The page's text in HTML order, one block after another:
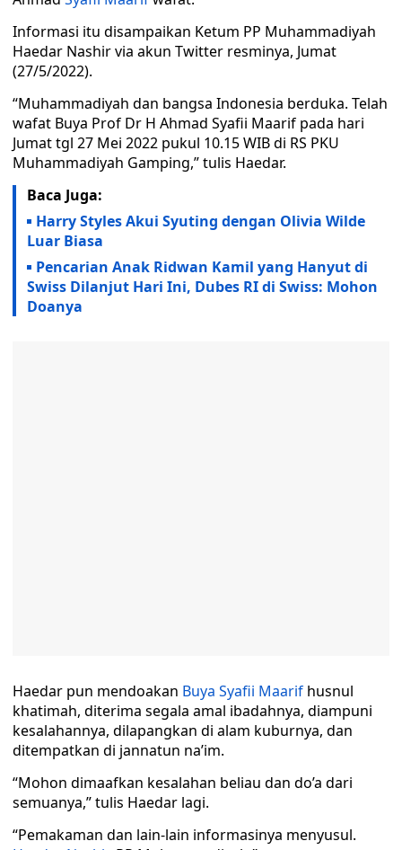
Informasi itu disampaikan Ketum PP Muhammadiyah
Haedar Nashir via akun Twitter resminya, Jumat
(27/5/2022).
“Muhammadiyah dan bangsa Indonesia berduka. Telah
wafat Buya Prof Dr H Ahmad Syafii Maarif pada hari
Jumat tgl 27 Mei 2022 pukul 10.15 WIB di RS PKU
Muhammadiyah Gamping,” tulis Haedar.
Baca Juga:
Harry Styles Akui Syuting dengan Olivia Wilde
Luar Biasa
Pencarian Anak Ridwan Kamil yang Hanyut di
Swiss Dilanjut Hari Ini, Dubes RI di Swiss: Mohon
Doanya
Haedar pun mendoakan Buya Syafii Maarif husnul
khatimah, diterima segala amal ibadahnya, diampuni
kesalahannya, dilapangkan di alam kuburnya, dan
ditempatkan di jannatun na’im.
“Mohon dimaafkan kesalahan beliau dan do’a dari
semuanya,” tulis Haedar lagi.
“Pemakaman dan lain-lain informasinya menyusul.